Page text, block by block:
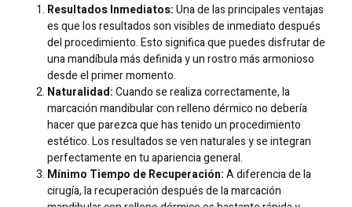
Resultados Inmediatos:Una de las principales ventajas
es que los resultados son visibles de inmediato después
del procedimiento. Esto significa que puedes disfrutar de
una mandíbula más definida y un rostro más armonioso
desde el primer momento.
Naturalidad:Cuando se realiza correctamente, la
marcación mandibular con relleno dérmico no debería
hacer que parezca que has tenido un procedimiento
estético. Los resultados se ven naturales y se integran
perfectamente en tu apariencia general.
Mínimo Tiempo de Recuperación:A diferencia de la
cirugía, la recuperación después de la marcación